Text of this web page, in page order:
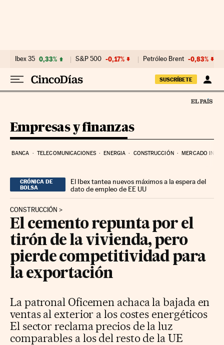
Ibex 35 0,33% S&P 500 -0,17% Petróleo Brent -0,83%
SUSCRÍBETE
Empresas y finanzas
BANCA TELECOMUNICACIONES ENERGIA CONSTRUCCIÓN MERCADO
CRÓNICA DE
BOLSA
El Ibex tantea nuevos máximos a la espera del
dato de empleo de EE UU
CONSTRUCCIÓN
El cemento repunta por el
tirón de la vivienda, pero
pierde competitividad para
la exportación
La patronal Oficemen achaca la bajada en
ventas al exterior a los costes energéticos
El sector reclama precios de la luz
comparables a los del resto de la UE